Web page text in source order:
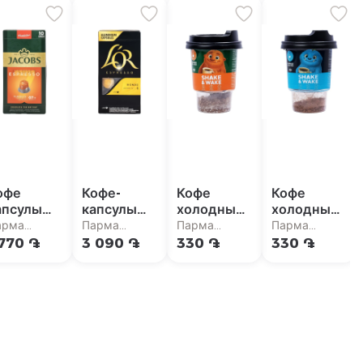
֏
Кофе-
капсулы
"L`or
Espresso
Парма
супермаркет
3 090 ֏
Кофе
холодный
"Shake &
Wake" с
Парма
супермаркет
330 ֏
Кофе
холодный
"Shake &
Wake"
Парма
супермаркет
330 ֏